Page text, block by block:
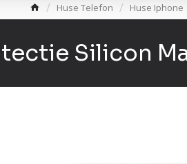
Huse Telefon Huse Iphone
Silicon